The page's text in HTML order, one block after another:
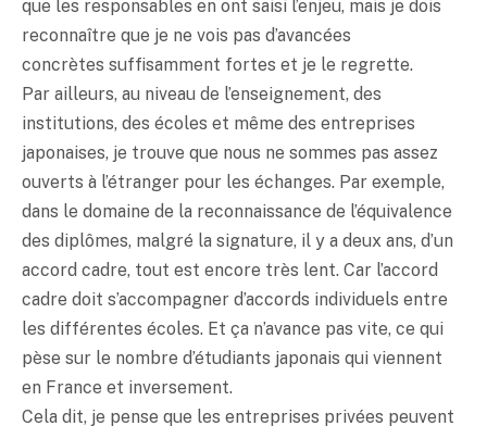
que les responsables en ont saisi l’enjeu, mais je dois
reconnaître que je ne vois pas d’avancées
concrètes suffisamment fortes et je le regrette.
Par ailleurs, au niveau de l’enseignement, des
institutions, des écoles et même des entreprises
japonaises, je trouve que nous ne sommes pas assez
ouverts à l’étranger pour les échanges. Par exemple,
dans le domaine de la reconnaissance de l’équivalence
des diplômes, malgré la signature, il y a deux ans, d’un
accord cadre, tout est encore très lent. Car l’accord
cadre doit s’accompagner d’accords individuels entre
les différentes écoles. Et ça n’avance pas vite, ce qui
pèse sur le nombre d’étudiants japonais qui viennent
en France et inversement.
Cela dit, je pense que les entreprises privées peuvent